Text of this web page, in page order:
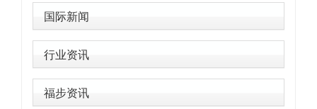
国际新闻
行业资讯
福步资讯